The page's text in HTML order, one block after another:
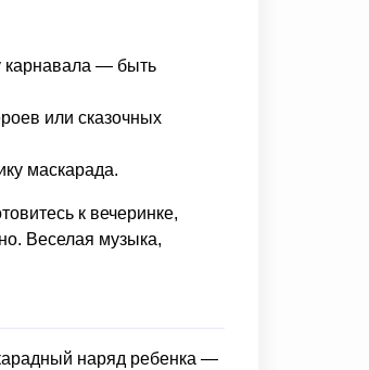
карнавала — быть
или сказочных
маскарада.
к вечеринке,
Веселая музыка,
наряд ребенка —